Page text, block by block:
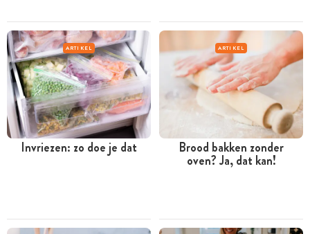
ARTIKEL
Invriezen: zo doe je dat
ARTIKEL
Brood bakken zonder
oven? Ja, dat kan!